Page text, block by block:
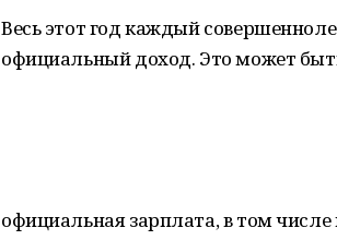
Весь этот год каждый
официальный доход. Это может
официальная зарплата, в том